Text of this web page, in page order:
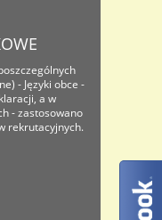
- Języki obce -
a w
- zastosowano
rekrutacyjnych.